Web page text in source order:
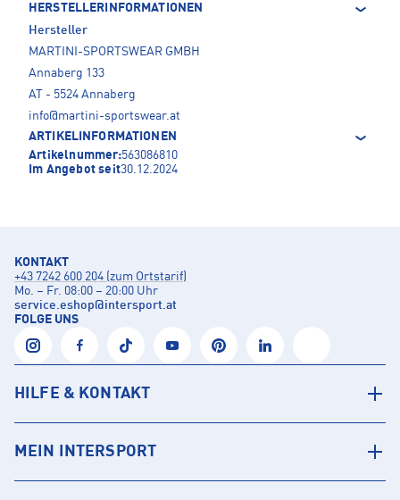
HERSTELLERINFORMATIONEN
Hersteller
MARTINI-SPORTSWEAR GMBH
Annaberg 133
AT - 5524 Annaberg
info@martini-sportswear.at
ARTIKELINFORMATIONEN
Artikelnummer:563086810
Im Angebot seit30.12.2024
KONTAKT
+43 7242 600 204 (zum Ortstarif)
Mo. – Fr. 08:00 – 20:00 Uhr
service.eshop@intersport.at
FOLGE UNS
HILFE & KONTAKT
MEIN INTERSPORT